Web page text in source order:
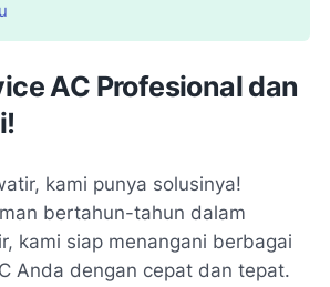
AC Profesional dan
kami punya solusinya!
bertahun-tahun dalam
kami siap menangani berbagai
Anda dengan cepat dan tepat.